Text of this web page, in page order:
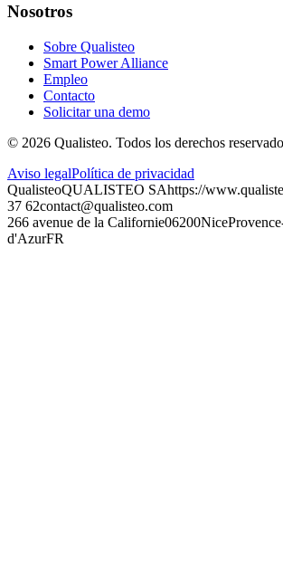
Nosotros
Sobre Qualisteo
Smart Power Alliance
Empleo
Contacto
Solicitar una demo
© 2026 Qualisteo. Todos los derechos
Aviso legalPolítica de privacidad
QualisteoQUALISTEO SAhttps://
37 62contact@qualisteo.com
266 avenue de la Californie06200Nice
d'AzurFR